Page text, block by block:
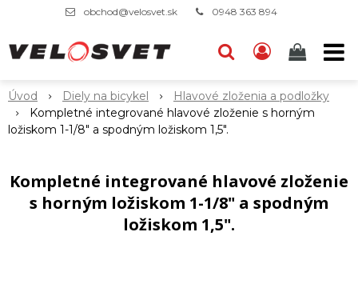
obchod@velosvet.sk 0948 363 894
Úvod Diely na bicykel
Hlavové zloženia a podložky
Kompletné integrované hlavové zloženie s horným
ložiskom 1-1/8" a spodným ložiskom 1,5".
Kompletné integrované hlavové zloženie
s horným ložiskom 1-1/8" a spodným
ložiskom 1,5".